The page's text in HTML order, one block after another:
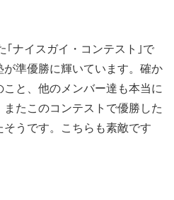
｢ナイスガイ・コンテスト｣で
準優勝に輝いています。確か
と、他のメンバー達も本当に
たこのコンテストで優勝した
うです。こちらも素敵です